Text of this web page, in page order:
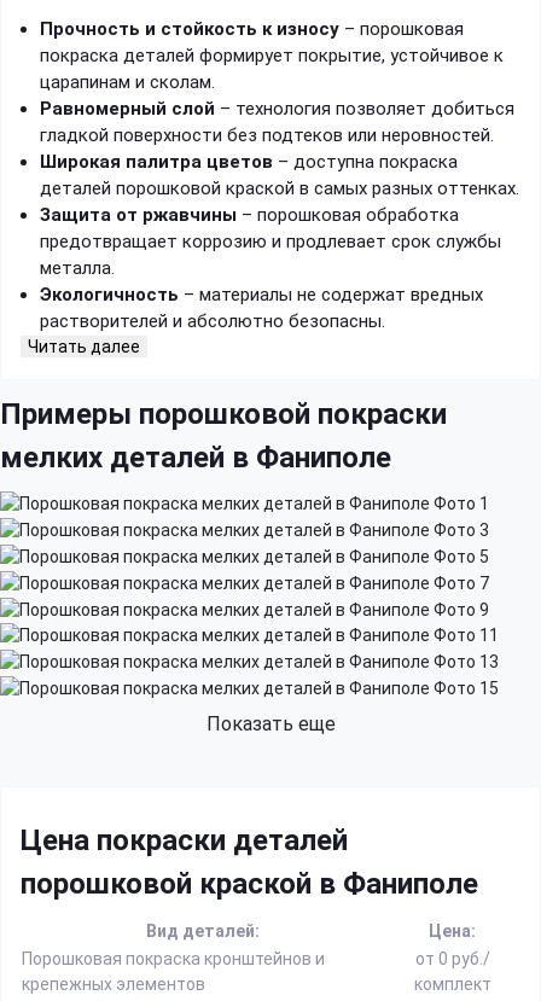
Прочность и стойкость к износу – порошковая
покраска деталей формирует покрытие, устойчивое к
царапинам и сколам.
Равномерный слой – технология позволяет добиться
гладкой поверхности без подтеков или неровностей.
Широкая палитра цветов – доступна покраска
деталей порошковой краской в самых разных оттенках.
Защита от ржавчины – порошковая обработка
предотвращает коррозию и продлевает срок службы
металла.
Экологичность – материалы не содержат вредных
растворителей и абсолютно безопасны.
Читать далее
Примеры порошковой покраски
мелких деталей в Фаниполе
Показать еще
Цена покраски деталей
порошковой краской в Фаниполе
Вид деталей:
Цена:
Порошковая покраска кронштейнов и
крепежных элементов
от 0 руб./
комплект